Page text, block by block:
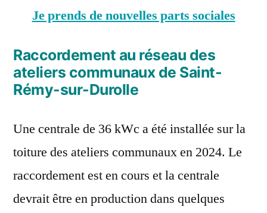
Je prends de nouvelles parts sociales
Raccordement au réseau des
ateliers communaux de Saint-
Rémy-sur-Durolle
Une centrale de 36 kWc a été installée sur la
toiture des ateliers communaux en 2024. Le
raccordement est en cours et la centrale
devrait être en production dans quelques